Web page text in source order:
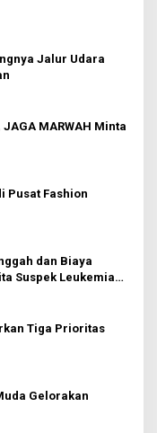
Jalur Udara
MARWAH Minta
Pusat Fashion
dan Biaya
Suspek Leukemia
Tiga Prioritas
Gelorakan